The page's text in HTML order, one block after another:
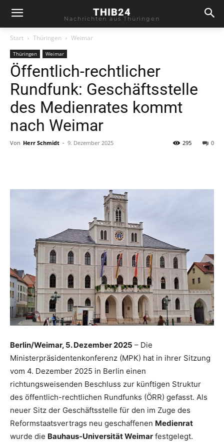
THIB24
Nachrichten aus Thüringen
Start Thüringen Weimar
Thüringen Weimar
Öffentlich-rechtlicher
Rundfunk: Geschäftsstelle
des Medienrates kommt
nach Weimar
Von Herr Schmidt - 9. Dezember 2025 0
295
Berlin/Weimar, 5. Dezember 2025 – Die
Ministerpräsidentenkonferenz (MPK) hat in ihrer Sitzung
vom 4. Dezember 2025 in Berlin einen
richtungsweisenden Beschluss zur künftigen Struktur
des öffentlich-rechtlichen Rundfunks (ÖRR) gefasst. Als
neuer Sitz der Geschäftsstelle für den im Zuge des
Reformstaatsvertrags neu geschaffenen Medienrat
wurde die Bauhaus-Universität Weimar festgelegt.